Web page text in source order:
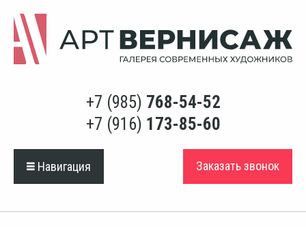
+7 (985) 768-54-52
+7 (916) 173-85-60
Навигация Заказать звонок